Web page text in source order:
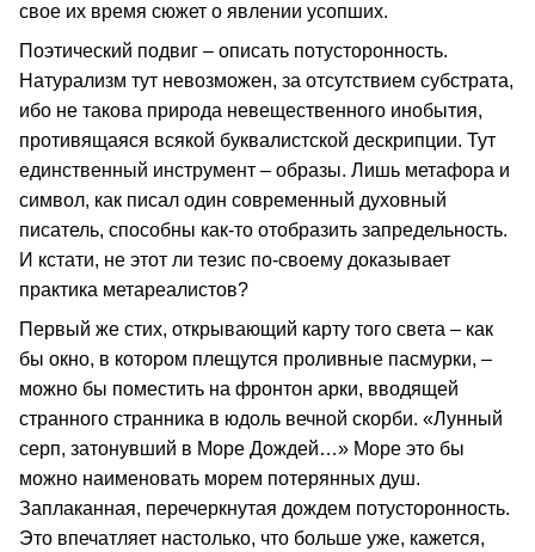
свое их время сюжет о явлении усопших.
Поэтический подвиг – описать потусторонность.
Натурализм тут невозможен, за отсутствием субстрата,
ибо не такова природа невещественного инобытия,
противящаяся всякой буквалистской дескрипции. Тут
единственный инструмент – образы. Лишь метафора и
символ, как писал один современный духовный
писатель, способны как-то отобразить запредельность.
И кстати, не этот ли тезис по-своему доказывает
практика метареалистов?
Первый же стих, открывающий карту того света – как
бы окно, в котором плещутся проливные пасмурки, –
можно бы поместить на фронтон арки, вводящей
странного странника в юдоль вечной скорби. «Лунный
серп, затонувший в Море Дождей…» Море это бы
можно наименовать морем потерянных душ.
Заплаканная, перечеркнутая дождем потусторонность.
Это впечатляет настолько, что больше уже, кажется,